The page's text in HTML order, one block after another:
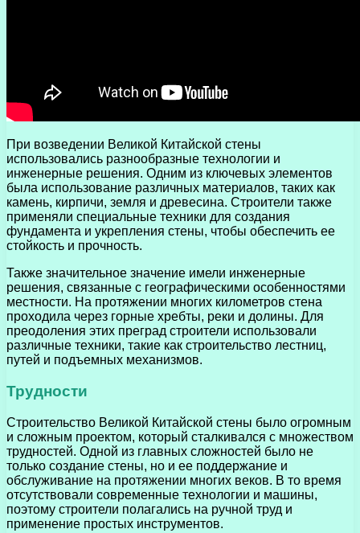
При возведении Великой Китайской стены
использовались разнообразные технологии и
инженерные решения. Одним из ключевых элементов
была использование различных материалов, таких как
камень, кирпичи, земля и древесина. Строители также
применяли специальные техники для создания
фундамента и укрепления стены, чтобы обеспечить ее
стойкость и прочность.
Также значительное значение имели инженерные
решения, связанные с географическими особенностями
местности. На протяжении многих километров стена
проходила через горные хребты, реки и долины. Для
преодоления этих преград строители использовали
различные техники, такие как строительство лестниц,
путей и подъемных механизмов.
Трудности
Строительство Великой Китайской стены было огромным
и сложным проектом, который сталкивался с множеством
трудностей. Одной из главных сложностей было не
только создание стены, но и ее поддержание и
обслуживание на протяжении многих веков. В то время
отсутствовали современные технологии и машины,
поэтому строители полагались на ручной труд и
применение простых инструментов.